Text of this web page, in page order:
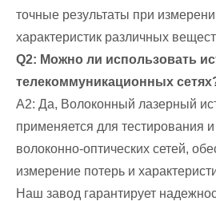
точные результаты при
характеристик различных
Q2: Можно ли использовать
телекоммуникационных
A2: Да, Волоконный лазерный
применяется для тестирования
волоконно-оптических сетей,
измерение потерь и
Наш завод гарантирует